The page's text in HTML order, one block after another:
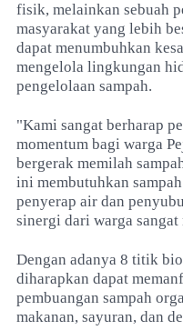
fisik, melainkan sebuah
masyarakat yang lebih
dapat menumbuhkan
mengelola lingkungan
pengelolaan sampah.
"Kami sangat berharap
momentum bagi warga
bergerak memilah
ini membutuhkan
penyerap air dan
sinergi dari warga
Dengan adanya 8 titik
diharapkan dapat
pembuangan sampah
makanan, sayuran, dan